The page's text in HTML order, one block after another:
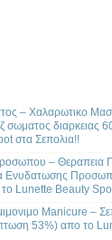
– Χαλαρωτικο
σωματος διαρκειας
στα Σεπολια!!
– Θεραπεια
Ενυδατωσης
Lunette Beauty
Manicure –
53%) απο το